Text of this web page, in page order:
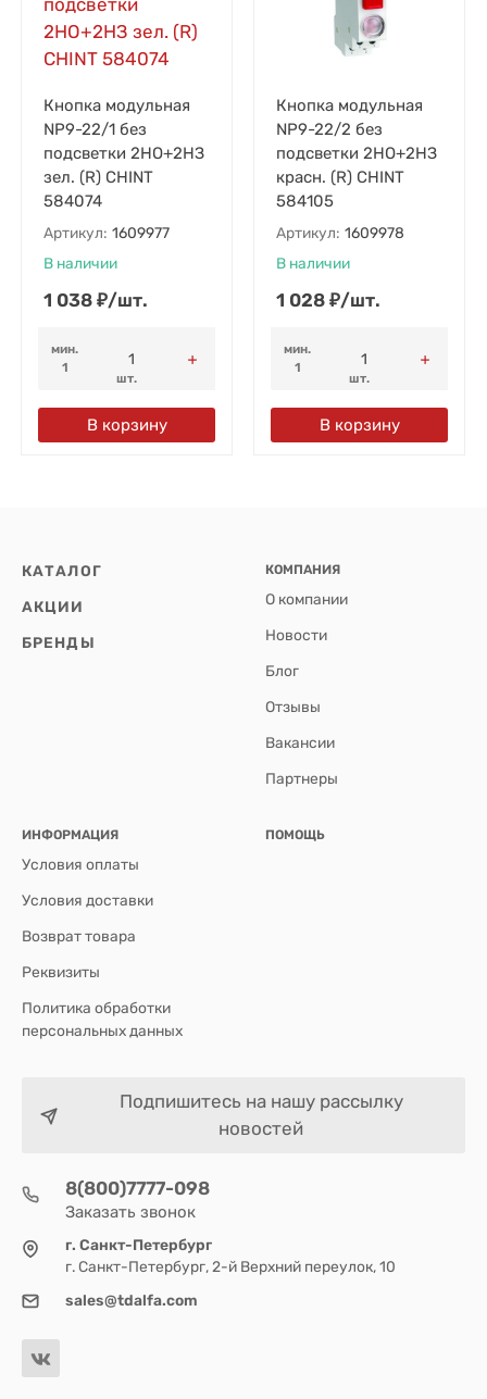
Кнопка модульная
NP9-22/1 без
подсветки 2НО+2НЗ
зел. (R) CHINT
584074
Артикул: 1609977
В наличии
1 038 ₽/шт.
мин.
1
шт.
В корзину
Кнопка модульная
NP9-22/2 без
подсветки 2НО+2НЗ
красн. (R) CHINT
584105
Артикул: 1609978
В наличии
1 028 ₽/шт.
мин.
1
шт.
В корзину
КАТАЛОГ
АКЦИИ
БРЕНДЫ
КОМПАНИЯ
О компании
Новости
Блог
Отзывы
Вакансии
Партнеры
ИНФОРМАЦИЯ
Условия оплаты
Условия доставки
Возврат товара
Реквизиты
Политика обработки
персональных данных
ПОМОЩЬ
Подпишитесь на нашу рассылку
новостей
8(800)7777-098
Заказать звонок
г. Санкт-Петербург
г. Санкт-Петербург, 2-й Верхний переулок, 10
sales@tdalfa.com